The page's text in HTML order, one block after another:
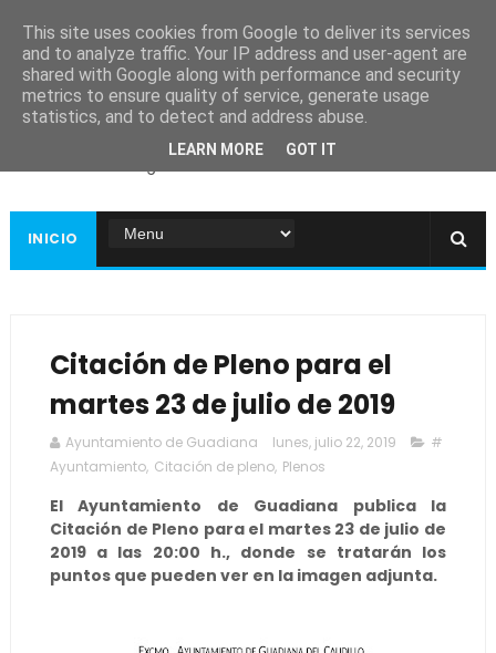
Ayuntamiento de
Guadiana
INICIO
Citación de Pleno para el
martes 23 de julio de 2019
Ayuntamiento de Guadiana lunes, julio 22, 2019
#
Ayuntamiento, Citación de pleno, Plenos
El Ayuntamiento de Guadiana publica la
Citación de Pleno para el martes 23 de julio de
2019 a las 20:00 h., donde se tratarán los
puntos que pueden ver en la imagen adjunta.
This site uses cookies from Google to deliver its services
and to analyze traffic. Your IP address and user-agent are
shared with Google along with performance and security
metrics to ensure quality of service, generate usage
statistics, and to detect and address abuse.
LEARN MORE GOT IT